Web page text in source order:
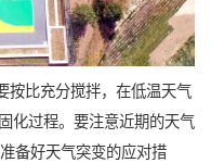
按比充分搅拌，在低温天气
化过程。要注意近期的天气
备好天气突变的应对措